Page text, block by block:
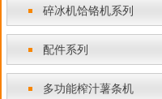
碎冰机饸铬机系列
配件系列
多功能榨汁薯条机